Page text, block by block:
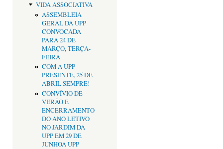
VIDA ASSOCIATIVA
ASSEMBLEIA
GERAL DA UPP
CONVOCADA
PARA 24 DE
MARÇO, TERÇA-
FEIRA
COM A UPP
PRESENTE, 25 DE
ABRIL SEMPRE!
CONVÍVIO DE
VERÃO E
ENCERRAMENTO
DO ANO LETIVO
NO JARDIM DA
UPP EM 29 DE
JUNHOA UPP